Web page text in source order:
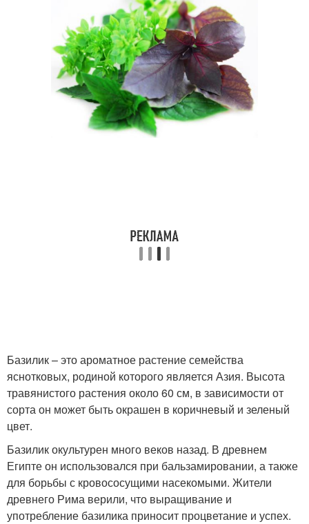
Базилик – это ароматное растение семейства
яснотковых, родиной которого является Азия. Высота
травянистого растения около 60 см, в зависимости от
сорта он может быть окрашен в коричневый и зеленый
цвет.
Базилик окультурен много веков назад. В древнем
Египте он использовался при бальзамировании, а также
для борьбы с кровососущими насекомыми. Жители
древнего Рима верили, что выращивание и
употребление базилика приносит процветание и успех.